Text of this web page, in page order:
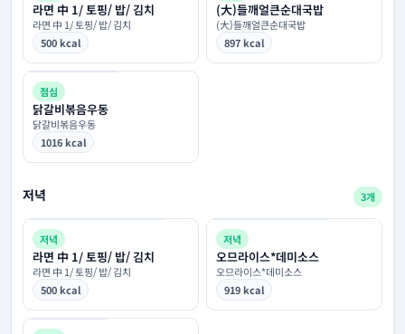
라면 中 1/ 토핑/ 밥/ 김치
라면 中 1/ 토핑/ 밥/ 김치
500 kcal
(大)들깨얼큰순대국밥
(大)들깨얼큰순대국밥
897 kcal
점심
닭갈비볶음우동
닭갈비볶음우동
1016 kcal
저녁 3개
저녁
라면 中 1/ 토핑/ 밥/ 김치
라면 中 1/ 토핑/ 밥/ 김치
500 kcal
저녁
오므라이스*데미소스
오므라이스*데미소스
919 kcal